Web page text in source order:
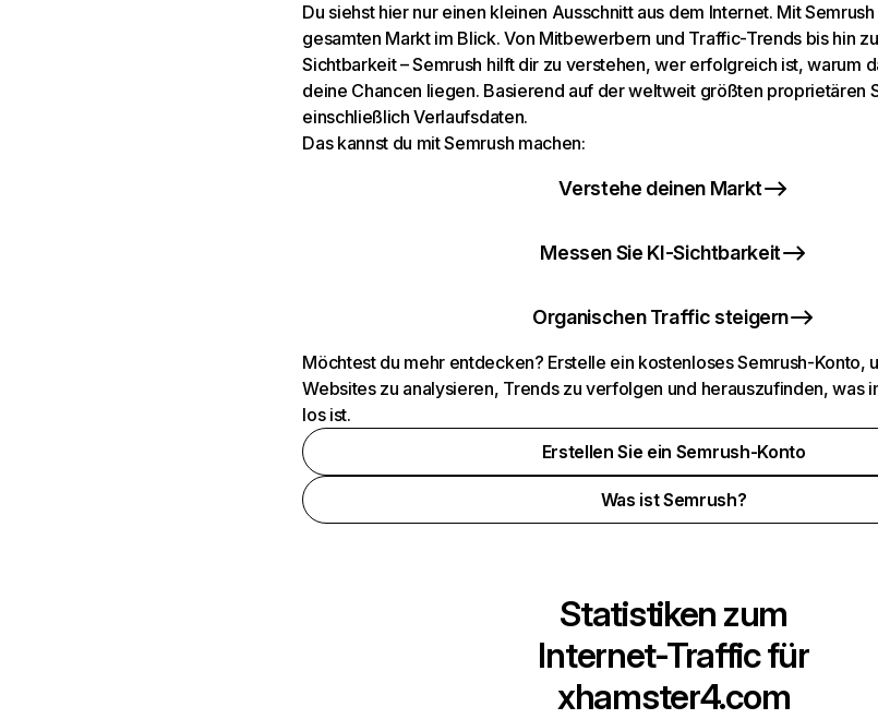
Du siehst hier nur einen kleinen Ausschnitt aus dem Internet. Mit
gesamten Markt im Blick. Von Mitbewerbern und Traffic-Trends bis hin
Sichtbarkeit – Semrush hilft dir zu verstehen, wer erfolgreich ist, warum
deine Chancen liegen. Basierend auf der weltweit größten proprietären
einschließlich Verlaufsdaten.
Das kannst du mit Semrush machen:
Verstehe deinen Markt
Messen Sie KI-Sichtbarkeit
Organischen Traffic steigern
Möchtest du mehr entdecken? Erstelle ein kostenloses Semrush-Konto,
Websites zu analysieren, Trends zu verfolgen und herauszufinden, was
los ist.
Erstellen Sie ein Semrush-Konto
Was ist Semrush?
Statistiken zum
Internet-Traffic für
xhamster4.com